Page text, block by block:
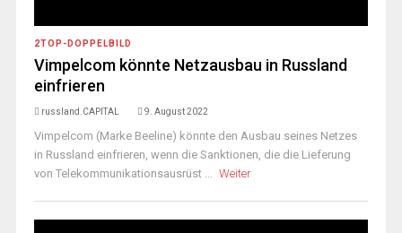
2TOP-DOPPELBILD
Vimpelcom könnte Netzausbau in Russland
einfrieren
russland.CAPITAL 9. August 2022
Vimpelcom (Marke Beeline) könnte den Ausbau seines Netzes
in Russland einfrieren, wenn die Sanktionen, die die Lieferung
von Telekommunikationsausrüst ... Weiter